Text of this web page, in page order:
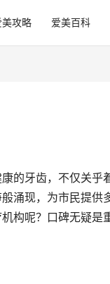
美攻略 爱美百科
的牙齿，不仅关乎
涌现，为市民提供
构呢？口碑无疑是